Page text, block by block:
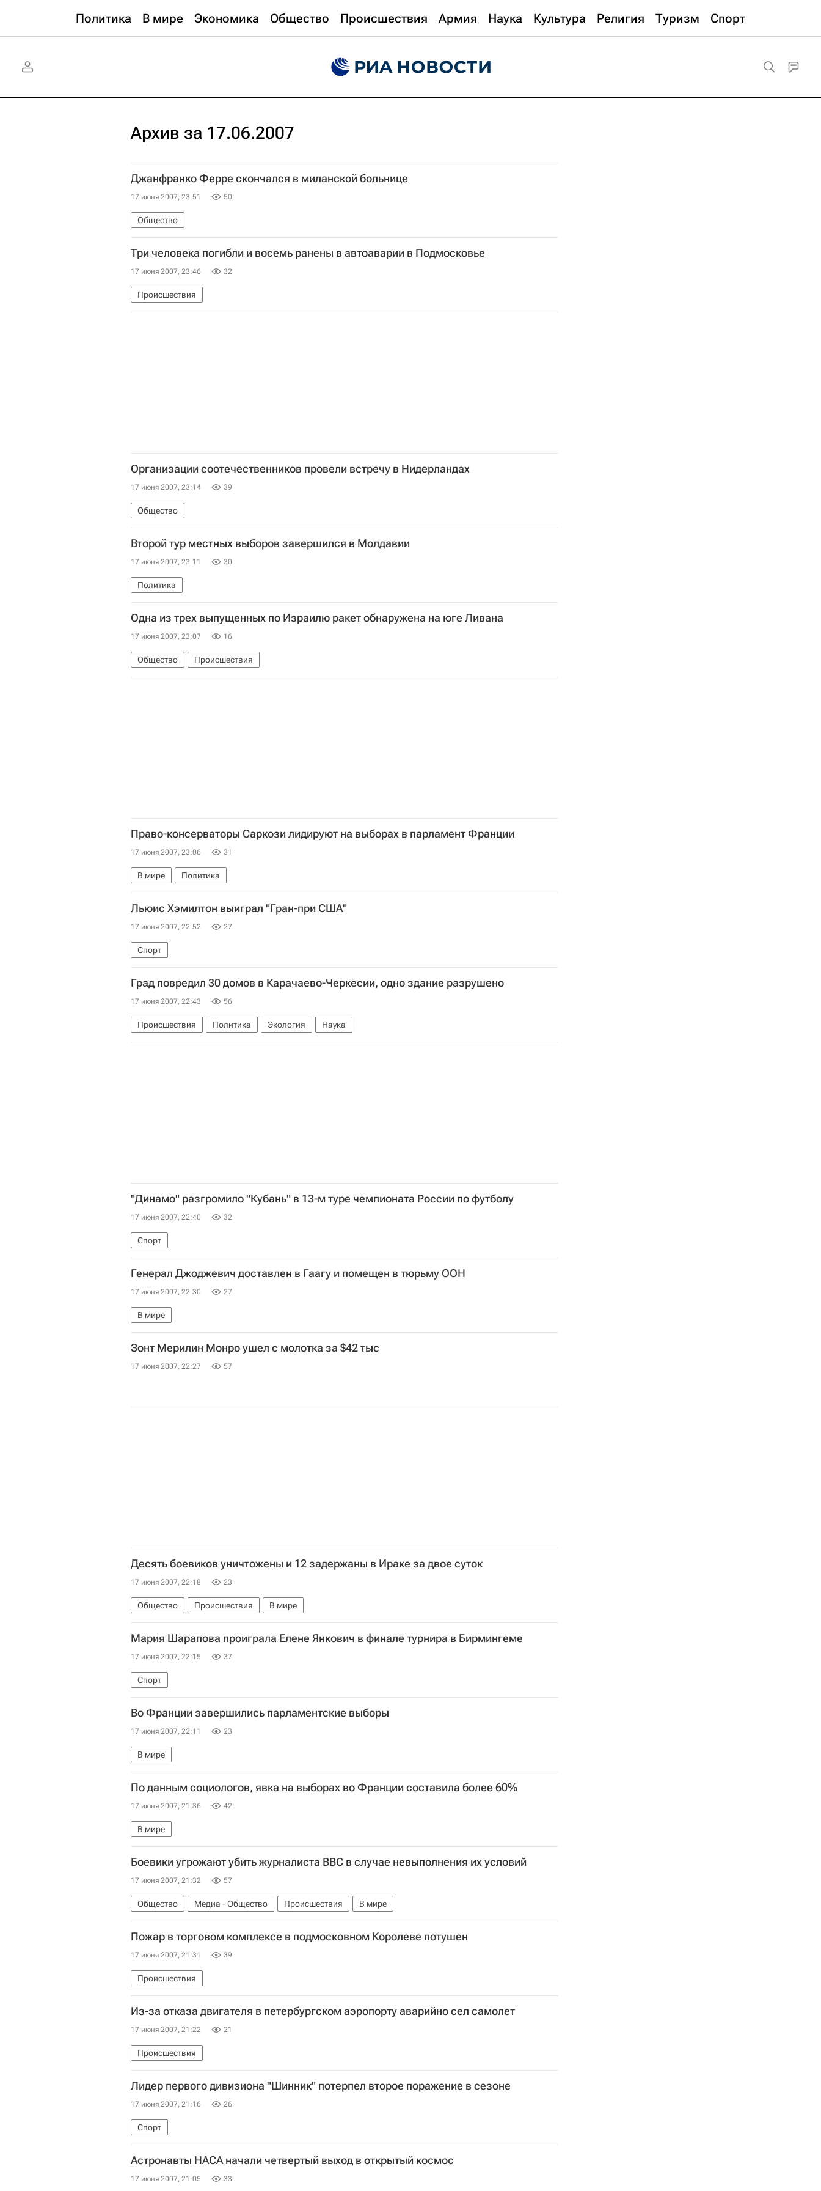
Политика В мире Экономика Общество Происшествия Армия Наука Культура Религия Туризм Спорт
Архив за 17.06.2007
Джанфранко Ферре скончался в миланской больнице
17 июня 2007, 23:51 50
Общество
Три человека погибли и восемь ранены в автоаварии в Подмосковье
17 июня 2007, 23:46 32
Происшествия
Организации соотечественников провели встречу в Нидерландах
17 июня 2007, 23:14 39
Общество
Второй тур местных выборов завершился в Молдавии
17 июня 2007, 23:11 30
Политика
Одна из трех выпущенных по Израилю ракет обнаружена на юге Ливана
17 июня 2007, 23:07 16
Общество Происшествия
Право-консерваторы Саркози лидируют на выборах в парламент Франции
17 июня 2007, 23:06 31
В мире Политика
Льюис Хэмилтон выиграл "Гран-при США"
17 июня 2007, 22:52 27
Спорт
Град повредил 30 домов в Карачаево-Черкесии, одно здание разрушено
17 июня 2007, 22:43 56
Происшествия Политика Экология Наука
"Динамо" разгромило "Кубань" в 13-м туре чемпионата России по футболу
17 июня 2007, 22:40 32
Спорт
Генерал Джоджевич доставлен в Гаагу и помещен в тюрьму ООН
17 июня 2007, 22:30 27
В мире
Зонт Мерилин Монро ушел с молотка за $42 тыс
17 июня 2007, 22:27 57
Десять боевиков уничтожены и 12 задержаны в Ираке за двое суток
17 июня 2007, 22:18 23
Общество Происшествия В мире
Мария Шарапова проиграла Елене Янкович в финале турнира в Бирмингеме
17 июня 2007, 22:15 37
Спорт
Во Франции завершились парламентские выборы
17 июня 2007, 22:11 23
В мире
По данным социологов, явка на выборах во Франции составила более 60%
17 июня 2007, 21:36 42
В мире
Боевики угрожают убить журналиста BBC в случае невыполнения их условий
17 июня 2007, 21:32 57
Общество Медиа - Общество Происшествия В мире
Пожар в торговом комплексе в подмосковном Королеве потушен
17 июня 2007, 21:31 39
Происшествия
Из-за отказа двигателя в петербургском аэропорту аварийно сел самолет
17 июня 2007, 21:22 21
Происшествия
Лидер первого дивизиона "Шинник" потерпел второе поражение в сезоне
17 июня 2007, 21:16 26
Спорт
Астронавты НАСА начали четвертый выход в открытый космос
17 июня 2007, 21:05 33